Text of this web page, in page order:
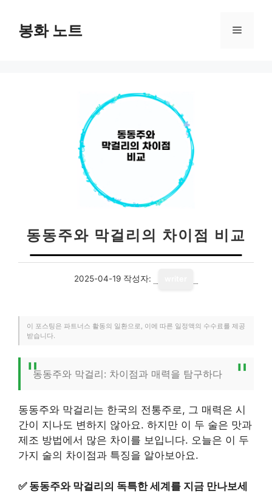
봉화 노트 메
동동주와 막걸리의 차이점 비교
2025-04-19 작성자:
이 포스팅은 파트너스 활동의 일환으로, 이에 따른 일정액의 수수료를 제공
받습니다.
동동주와 막걸리: 차이점과 매력을 탐구하다
동동주와 막걸리는 한국의 전통주로, 그 매력은 시
간이 지나도 변하지 않아요. 하지만 이 두 술은 맛과
제조 방법에서 많은 차이를 보입니다. 오늘은 이 두
가지 술의 차이점과 특징을 알아보아요.
✅ 동동주와 막걸리의 독특한 세계를 지금 만나보세